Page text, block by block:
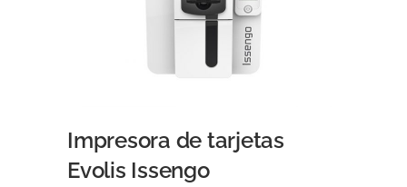
Impresora de tarjetas
Evolis Issengo